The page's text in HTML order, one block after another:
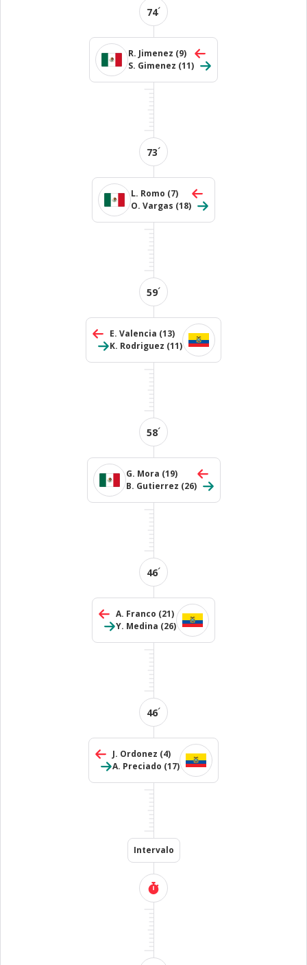
74´
R. Jimenez (9)
S. Gimenez (11)
73´
L. Romo (7)
O. Vargas (18)
59´
E. Valencia (13)
K. Rodriguez (11)
58´
G. Mora (19)
B. Gutierrez (26)
46´
A. Franco (21)
Y. Medina (26)
46´
J. Ordonez (4)
A. Preciado (17)
Intervalo